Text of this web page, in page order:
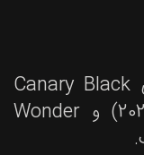
آنا سیلاس برای بازی در فیلم‌های Canary Black
(2024)، Dune: Part Two (2024) و Wonder